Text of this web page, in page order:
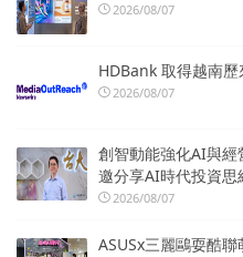
2026/08/07
HDBank 取得越南
2026/08/07
創智動能強化AI與
邀分享AI時代投資思
2026/08/07
ASUSx三麗鷗耍酷